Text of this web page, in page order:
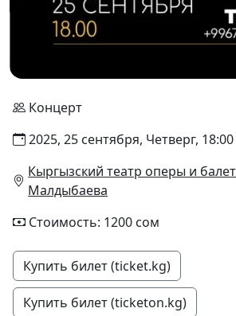
Концерт
2025, 25 сентября, Четверг, 18:00
Кыргызский театр оперы и
Малдыбаева
Стоимость: 1200 сом
Купить билет (ticket.kg)
Купить билет (ticketon.kg)